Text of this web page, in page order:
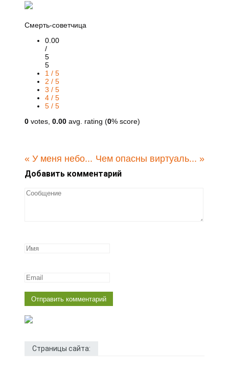
Смерть-советчица
0.00
/
5
5
1 / 5
2 / 5
3 / 5
4 / 5
5 / 5
0 votes, 0.00 avg. rating (0% score)
« У меня небо... Чем опасны виртуаль... »
Добавить комментарий
Страницы сайта: